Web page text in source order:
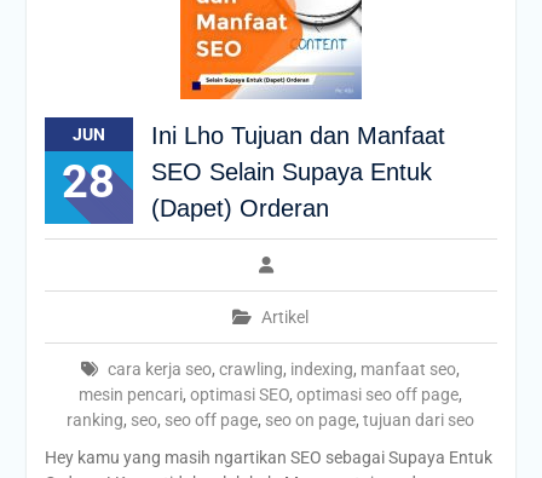
JUN
28
Ini Lho Tujuan dan Manfaat
SEO Selain Supaya Entuk
(Dapet) Orderan
Artikel
cara kerja seo,crawling, indexing, manfaat seo,
mesin pencari,optimasi SEO,optimasi seo off page,
ranking, seo, seo off page, seo on page,tujuan dari seo
Hey kamu yang masih ngartikan SEO sebagai Supaya Entuk